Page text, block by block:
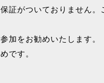
証がついておりません。
加をお勧めいたします。
です。